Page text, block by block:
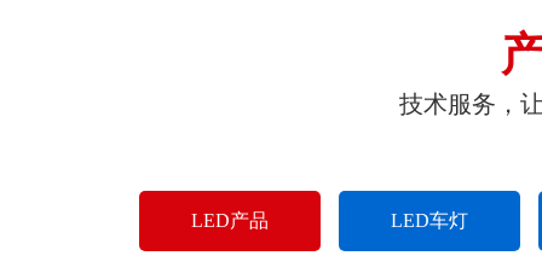
技术服务，
LED产品 LED车灯